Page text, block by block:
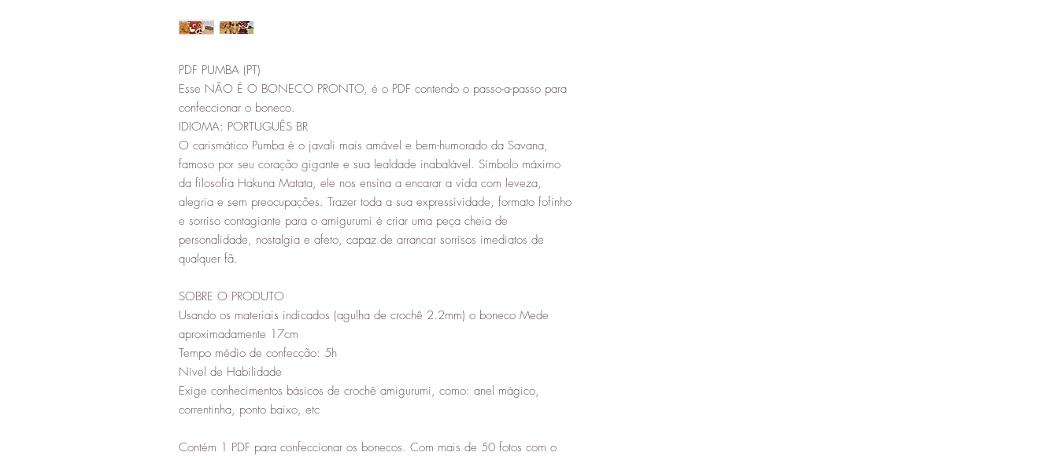
PDF PUMBA (PT)
Esse NÃO É O BONECO PRONTO, é o PDF contendo o passo-a-passo para
confeccionar o boneco.
IDIOMA: PORTUGUÊS BR
O carismático Pumba é o javali mais amável e bem-humorado da Savana,
famoso por seu coração gigante e sua lealdade inabalável. Símbolo máximo
da filosofia Hakuna Matata, ele nos ensina a encarar a vida com leveza,
alegria e sem preocupações. Trazer toda a sua expressividade, formato fofinho
e sorriso contagiante para o amigurumi é criar uma peça cheia de
personalidade, nostalgia e afeto, capaz de arrancar sorrisos imediatos de
qualquer fã.
SOBRE O PRODUTO
Usando os materiais indicados (agulha de crochê 2.2mm) o boneco Mede
aproximadamente 17cm
Tempo médio de confecção: 5h
Nível de Habilidade
Exige conhecimentos básicos de crochê amigurumi, como: anel mágico,
correntinha, ponto baixo, etc
Contém 1 PDF para confeccionar os bonecos. Com mais de 50 fotos com o